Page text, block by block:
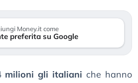
Money.it come
preferita su Google
milioni gli italiani che hanno